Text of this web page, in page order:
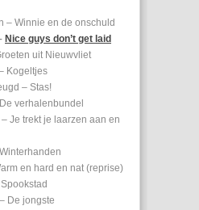
– Winnie en de onschuld
Nice guys don’t get laid
uit Nieuwvliet
Kogeltjes
– Stas!
verhalenbundel
Je trekt je laarzen aan en
en hard en nat (reprise)
De jongste